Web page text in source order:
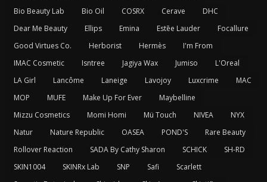
Bio Beauty Lab
Bio Oil COSRX Cerave
DHC
Dear Me Beauty
Ellips Emina Estēe Lauder
Focallure
Good Virtues Co.
Herborist Hermès
I'm From
IMAC Cosmetic
Isntree Jagiya Wax Jumiso
L'Oreal
LA Girl
Lancôme Laneige Lavojoy Luxcrime
MAC
MOP
MUFE Make Up For Ever
Maybelline
Mizzu Cosmetics
Momi Homi Mü Touch NIVEA
NYX
Natur
Nature Republic OASEA POND'S
Rare Beauty
Rollover Reaction
SADA By Cathy Sharon SCHICK
SH-RD
SKIN1004
SKINRx Lab SNP Safi
Scarlett